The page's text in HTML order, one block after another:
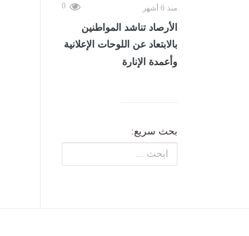
منذ 6 أشهر 0
الأرصاد تناشد المواطنين
بالابتعاد عن اللوحات الإعلانية
وأعمدة الإنارة
بحث سريع: